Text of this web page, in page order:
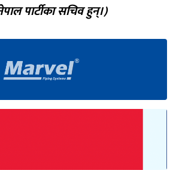
पार्टीका सचिव हुन्।)